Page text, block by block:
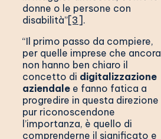
donne o le persone con
disabilità”[3] .
“Il primo passo da compiere,
per quelle imprese che ancora
non hanno ben chiaro il
concetto di digitalizzazione
aziendale e fanno fatica a
progredire in questa direzione
pur riconoscendone
l’importanza, è quello di
comprenderne il significato e